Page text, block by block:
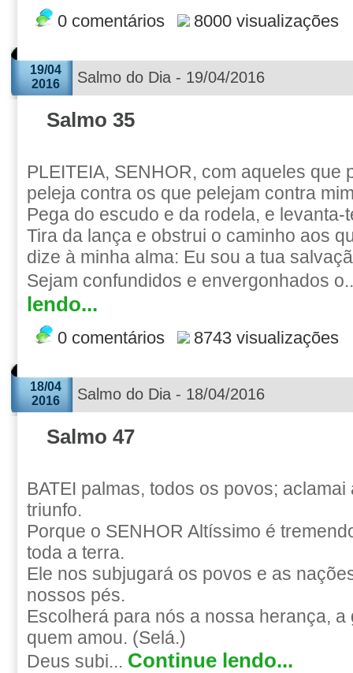
0 comentários 8000 visualizações
19/04
2016
Salmo do Dia - 19/04/2016
Salmo 35
PLEITEIA, SENHOR, com aqueles que
peleja contra os que pelejam contra
Pega do escudo e da rodela, e levanta-
Tira da lança e obstrui o caminho aos
dize à minha alma: Eu sou a tua
Sejam confundidos e envergonhados
lendo...
0 comentários 8743 visualizações
18/04
2016
Salmo do Dia - 18/04/2016
Salmo 47
BATEI palmas, todos os povos;
triunfo.
Porque o SENHOR Altíssimo é
toda a terra.
Ele nos subjugará os povos e as
nossos pés.
Escolherá para nós a nossa herança, a
quem amou. (Selá.)
Deus subi... Continue lendo...